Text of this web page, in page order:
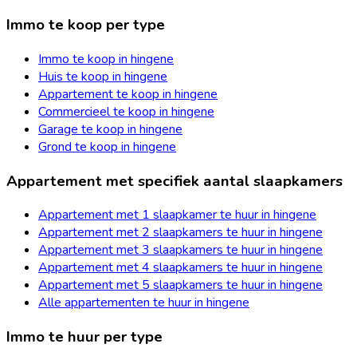
Immo te koop per type
Immo te koop in hingene
Huis te koop in hingene
Appartement te koop in hingene
Commercieel te koop in hingene
Garage te koop in hingene
Grond te koop in hingene
Appartement met specifiek aantal slaapkamers
Appartement met 1 slaapkamer te huur in hingene
Appartement met 2 slaapkamers te huur in hingene
Appartement met 3 slaapkamers te huur in hingene
Appartement met 4 slaapkamers te huur in hingene
Appartement met 5 slaapkamers te huur in hingene
Alle appartementen te huur in hingene
Immo te huur per type